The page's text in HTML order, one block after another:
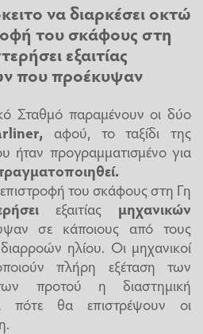
να διαρκέσει οκτώ
του σκάφους στη
εξαιτίας
που προέκυψαν
Σταθμό παραμένουν οι δύο
αφού, το ταξίδι της
ήταν προγραμματισμένο για
του σκάφους στη Γη
εξαιτίας μηχανικών
σε κάποιους από τους
ηλίου. Οι μηχανικοί
πλήρη εξέταση των
προτού η διαστημική
πότε θα επιστρέψουν οι